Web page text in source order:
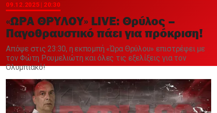
09.12.2025 | 20:30
«ΩΡΑ ΘΡΥΛΟΥ» LIVE: Θρύλος –
Παγοθραυστικό πάει για πρόκριση!
Aπόψε στις 23:30, η εκπομπή «Ώρα Θρύλου» επιστρέφει με
τον Φώτη Ρουμελιώτη και όλες τις εξελίξεις για τον
Ολυμπιακό!
Χαντμπολ